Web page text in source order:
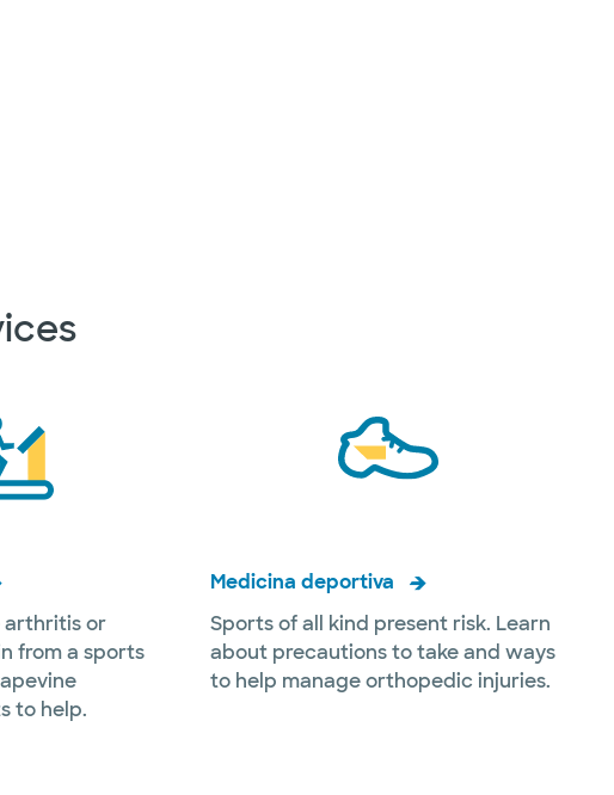
arthritis or
from a sports
to help.
Medicina deportiva
Sports of all kind present risk. Learn
about precautions to take and ways
to help manage orthopedic injuries.